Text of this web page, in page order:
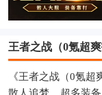
王者之战（0氪超
《王者之战（0氪超
散人追梦，超多装